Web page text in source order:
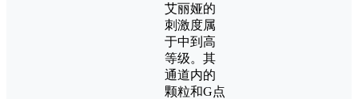
艾丽娅的
刺激度属
于中到高
等级。其
通道内的
颗粒和G点